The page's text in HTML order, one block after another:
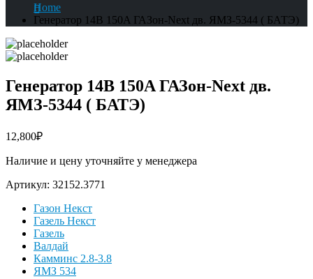
Home
Генератор 14B 150A ГАЗон-Next дв. ЯМЗ-5344 ( БАТЭ)
Генератор 14B 150A ГАЗон-Next дв.
ЯМЗ-5344 ( БАТЭ)
12,800₽
Наличие и цену уточняйте у менеджера
Артикул: 32152.3771
Газон Некст
Газель Некст
Газель
Валдай
Камминс 2.8-3.8
ЯМЗ 534